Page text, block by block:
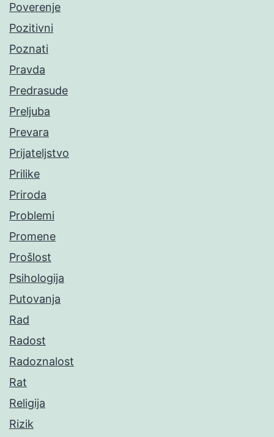
Poverenje
Pozitivni
Poznati
Pravda
Predrasude
Preljuba
Prevara
Prijateljstvo
Prilike
Priroda
Problemi
Promene
Prošlost
Psihologija
Putovanja
Rad
Radost
Radoznalost
Rat
Religija
Rizik